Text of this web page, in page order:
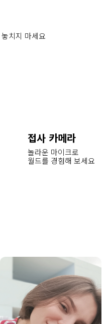
치지 마세요
접사 카메라
놀라운 마이크로
월드를 경험해 보세요